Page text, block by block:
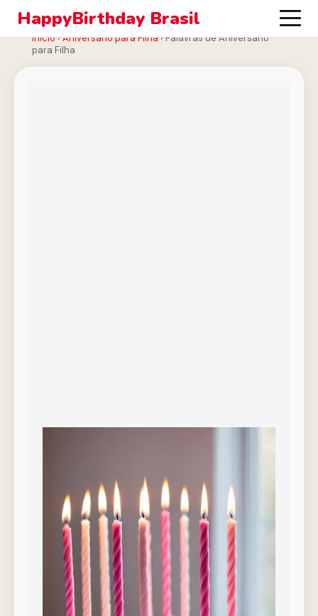
HappyBirthday Brasil
Início›Aniversário para Filha›Palavras de Aniversário
para Filha